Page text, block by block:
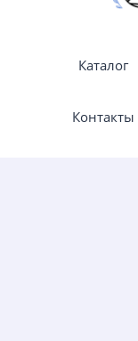
Каталог
Контакты